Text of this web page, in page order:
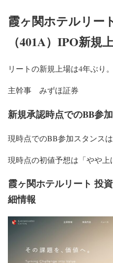
霞ヶ関ホテルリー
（401A）IPO新
リートの新規上場は4年ぶり。
主幹事 みずほ証券
新規承認時点でのBB参
現時点でのBB参加スタンスは
現時点の初値予想は「やや上
霞ヶ関ホテルリート 投
細情報